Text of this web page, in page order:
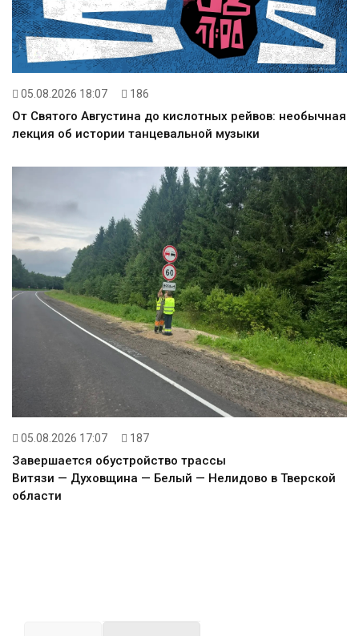
05.08.2026 18:07 186
От Святого Августина до кислотных рейвов: необычная
лекция об истории танцевальной музыки
05.08.2026 17:07 187
Завершается обустройство трассы
Витязи — Духовщина — Белый — Нелидово в Тверской
области